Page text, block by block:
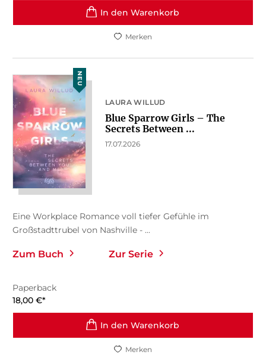
In den Warenkorb
Merken
NEU
LAURA WILLUD
Blue Sparrow Girls – The
Secrets Between ...
17.07.2026
Eine Workplace Romance voll tiefer Gefühle im
Großstadttrubel von Nashville - ...
Zum Buch Zur Serie
Paperback
18,00 €*
In den Warenkorb
Merken